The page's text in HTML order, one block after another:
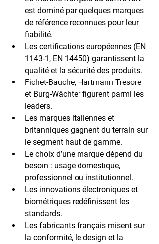
est dominé par quelques marques
de référence reconnues pour leur
fiabilité.
Les certifications européennes (EN
1143-1, EN 14450) garantissent la
qualité et la sécurité des produits.
Fichet-Bauche, Hartmann Tresore
et Burg-Wächter figurent parmi les
leaders.
Les marques italiennes et
britanniques gagnent du terrain sur
le segment haut de gamme.
Le choix d’une marque dépend du
besoin : usage domestique,
professionnel ou institutionnel.
Les innovations électroniques et
biométriques redéfinissent les
standards.
Les fabricants français misent sur
la conformité, le design et la